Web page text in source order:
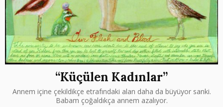
“Küçülen Kadınlar”
Annem içine çekildikçe etrafındaki alan daha da büyüyor sanki.
Babam çoğaldıkça annem azalıyor.